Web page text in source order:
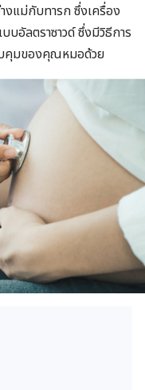
งแม่กับทารก ซึ่งเครื่อง
อัลตราซาวด์ ซึ่งมีวิธีการ
บคุมของคุณหมอด้วย